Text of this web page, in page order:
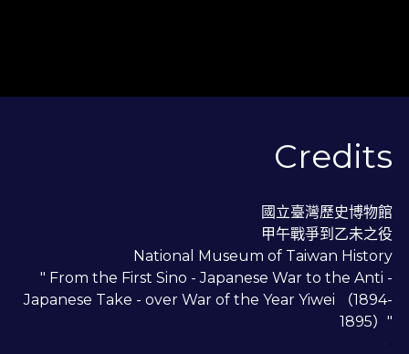
Credits
國立臺灣歷史博物館
甲午戰爭到乙未之役
National Museum of Taiwan History
" From the First Sino - Japanese War to the Anti -
Japanese Take - over War of the Year Yiwei （1894-
1895）"
·